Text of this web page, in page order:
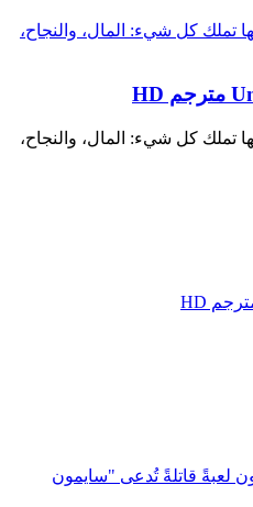
تملك كل شيء: المال، والنجاح،
تملك كل شيء: المال، والنجاح،
لعبةً قاتلةً تُدعى "سايمون